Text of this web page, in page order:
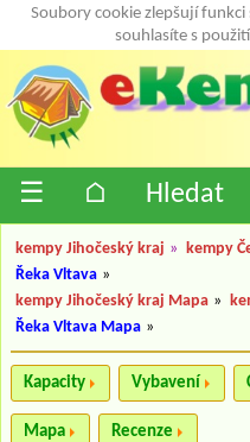
Soubory cookie zlepšují
souhlasíte s
☰ ⌂ Hledat
kempy Jihočeský kraj » kempy
Řeka Vltava »
kempy Jihočeský kraj Mapa »
Řeka Vltava Mapa »
Kapacity Vybavení
Mapa Recenze